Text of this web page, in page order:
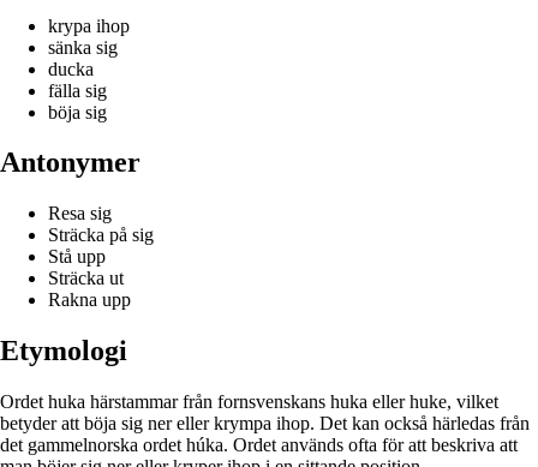
krypa ihop
sänka sig
ducka
fälla sig
böja sig
Antonymer
Resa sig
Sträcka på sig
Stå upp
Sträcka ut
Rakna upp
Etymologi
Ordet huka härstammar från fornsvenskans huka eller huke, vilket
betyder att böja sig ner eller krympa ihop. Det kan också härledas från
det gammelnorska ordet húka. Ordet används ofta för att beskriva att